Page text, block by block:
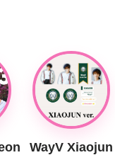
WayV Xiaojun